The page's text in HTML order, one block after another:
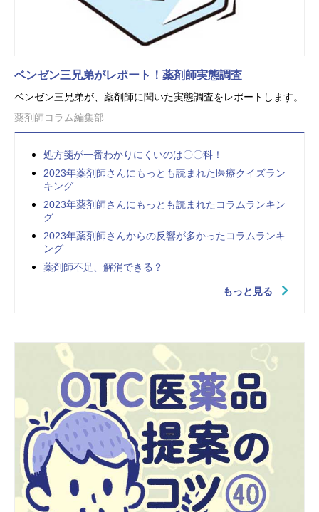
ベンゼン三兄弟がレポート！薬剤師実態調査
ベンゼン三兄弟が、薬剤師に聞いた実態調査をレポートします。
薬剤師コラム編集部
処方箋が一番わかりにくいのは〇〇科！
2023年薬剤師さんにもっとも読まれた医療クイズラン
キング
2023年薬剤師さんにもっとも読まれたコラムランキン
グ
2023年薬剤師さんからの反響が多かったコラムランキ
ング
薬剤師不足、解消できる？
もっと見る